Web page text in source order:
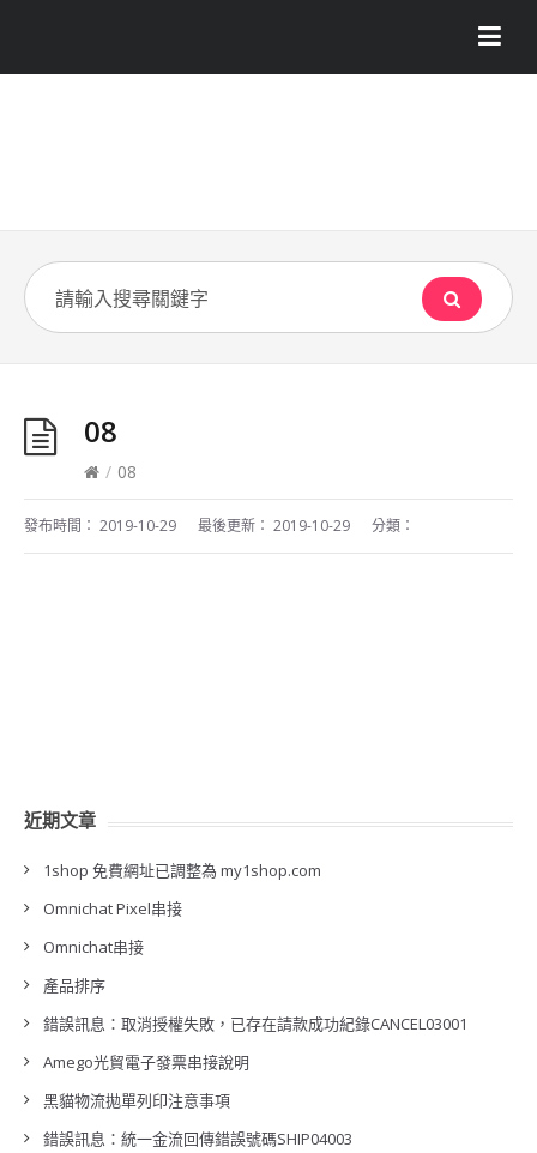
08
/ 08
發布時間： 2019-10-29 最後更新： 2019-10-29 分類：
近期文章
1shop 免費網址已調整為 my1shop.com
Omnichat Pixel串接
Omnichat串接
產品排序
錯誤訊息：取消授權失敗，已存在請款成功紀錄CANCEL03001
Amego光貿電子發票串接說明
黑貓物流拋單列印注意事項
錯誤訊息：統一金流回傳錯誤號碼SHIP04003